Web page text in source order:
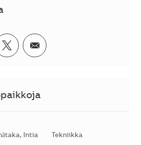
Facebookissa
Jaa Twitterissä
Jaa sähköpostilla
Intia Kategoria
Tekniikka